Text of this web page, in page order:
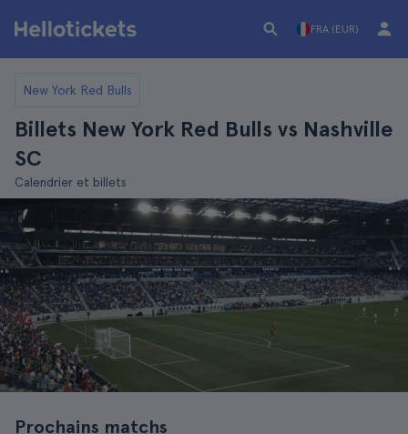
FRA (EUR)
New York Red Bulls
Billets New York Red Bulls vs Nashville
SC
Calendrier et billets
Prochains matchs